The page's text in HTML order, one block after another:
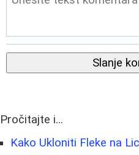
Slanje
Pročitajte i...
Kako Ukloniti Fleke na